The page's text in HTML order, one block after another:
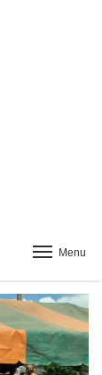
Menu